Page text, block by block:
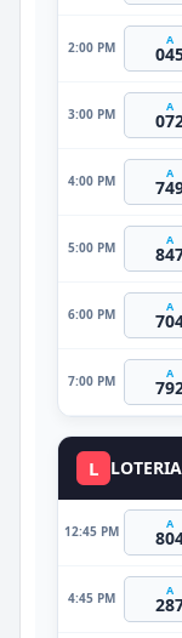
2:00 PM A
3:00 PM A
4:00 PM A
5:00 PM A
6:00 PM A
7:00 PM A
L
12:45 PM A
4:45 PM A